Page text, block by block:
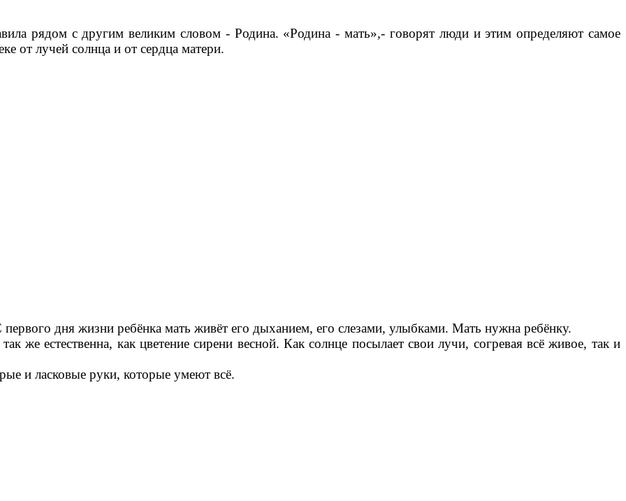
рядом с другим великим словом - Родина. «Родина - мать»,- говорят люди и этим определяют самое
от лучей солнца и от сердца матери.
дня жизни ребёнка мать живёт его дыханием, его слезами, улыбками. Мать нужна ребёнку.
же естественна, как цветение сирени весной. Как солнце посылает свои лучи, согревая всё живое, так и
и ласковые руки, которые умеют всё.